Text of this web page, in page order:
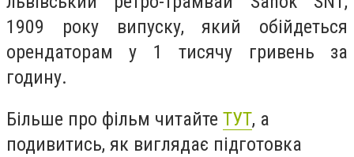
1909 року випуску, який обійдеться
орендаторам у 1 тисячу гривень за
годину.
Більше про фільм читайте ТУТ, а
подивитись, як виглядає підготовка